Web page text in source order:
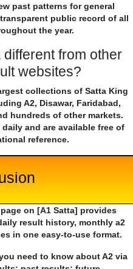
past patterns for general
public record of all
the year.
from other
websites?
collections of Satta King
A2, Disawar, Faridabad,
hundreds of other markets.
and are available free of
reference.
on [A1 Satta] provides
result history, monthly a2
in one easy-to-use format.
need to know about A2 via